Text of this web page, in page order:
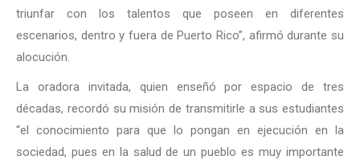
triunfar con los talentos que poseen en diferentes
escenarios, dentro y fuera de Puerto Rico”, afirmó durante su
alocución.
La oradora invitada, quien enseñó por espacio de tres
décadas, recordó su misión de transmitirle a sus estudiantes
“el conocimiento para que lo pongan en ejecución en la
sociedad, pues en la salud de un pueblo es muy importante